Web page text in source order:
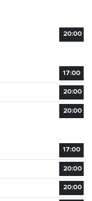
20:00
17:00
20:00
20:00
17:00
20:00
20:00